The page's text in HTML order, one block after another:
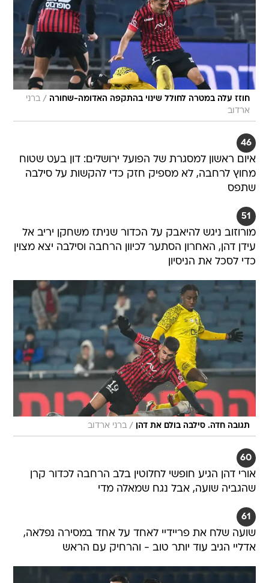
חוזז עלה במטרה לחולל שינוי בהתקפה האדומה-שחורה / ברני
ארדוב
46
איום ראשון למסגרת של הפועל ירושלים: דון בעט שטוח
מחוץ לרחבה, לא מספיק חזק כדי להקשות על סילבה
שתפס
51
מורוזוב ניגש להיאבק על הכדור שניתז משחקן יריב אל
עידן דהן, האחרון הסתער לכיוון הרחבה וסילבה יצא מצוין
כדי לסכל את הניסיון
תגובה חדה. סילבה בולם את דהן / ברני ארדוב
60
אורי דהן הגיע חופשי לחלוטין בלב הרחבה לכדור קרן
שהגביה שועה, אבל נגח שמאלה מדי
61
שועה שלח את פריידיי לאחד על אחד במסירה נפלאה,
אדליי הגיב עוד יותר טוב - והרחיק עם הראש